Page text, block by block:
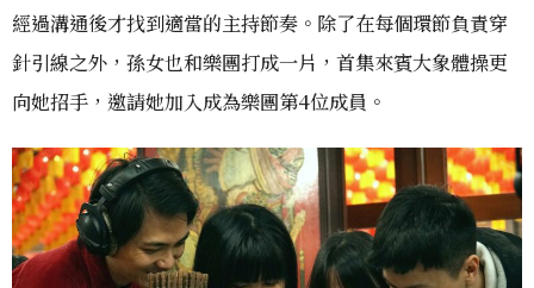
經過溝通後才找到適當的主持節奏。除了在每個環節負責穿
針引線之外，孫女也和樂團打成一片，首集來賓大象體操更
向她招手，邀請她加入成為樂團第4位成員。